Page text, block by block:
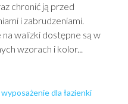
chronić ją przed
i zabrudzeniami.
walizki dostępne są w
wzorach i kolor...
dla łazienki